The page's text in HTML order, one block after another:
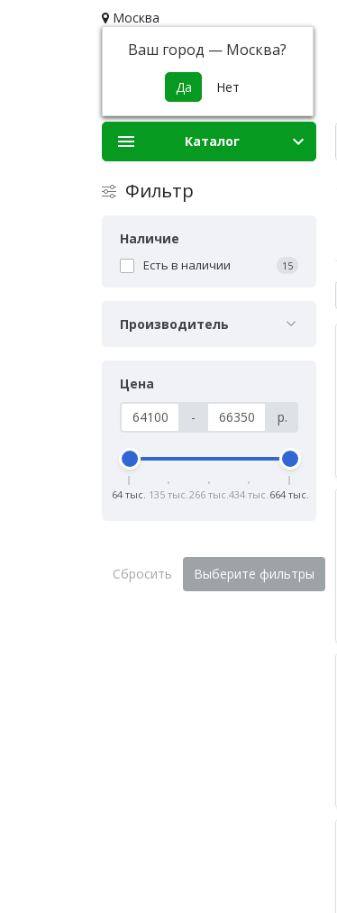
Москва
Ваш город — Москва?
Каталог
Фильтр
Наличие
Есть в наличии 15
Производитель
Цена
-
р.
64 тыс. 135 тыс. 266 тыс. 434 тыс. 664 тыс.
Сбросить Выберите фильтры